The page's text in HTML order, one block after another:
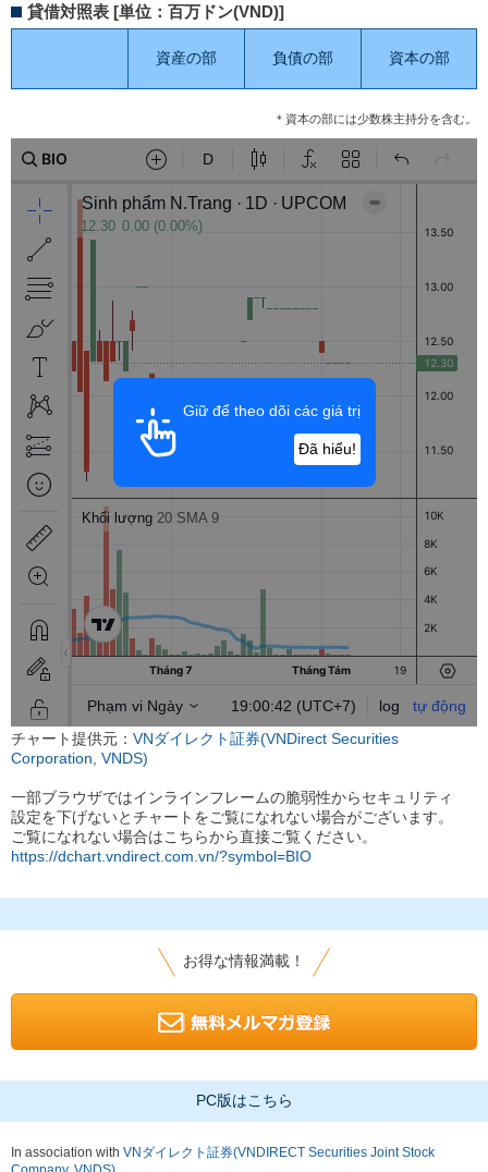
貸借対照表 [単位：百万ドン(VND)]
資産の部 負債の部 資本の部
＊資本の部には少数株主持分を含む。
チャート提供元： VNダイレクト証券(VNDirect Securities
Corporation, VNDS)
一部ブラウザではインラインフレームの脆弱性からセキュリティ
設定を下げないとチャートをご覧になれない場合がございます。
ご覧になれない場合はこちらから直接ご覧ください。
https://dchart.vndirect.com.vn/?symbol=BIO
お得な情報満載！
PC版はこちら
In association with VNダイレクト証券(VNDIRECT Securities Joint Stock